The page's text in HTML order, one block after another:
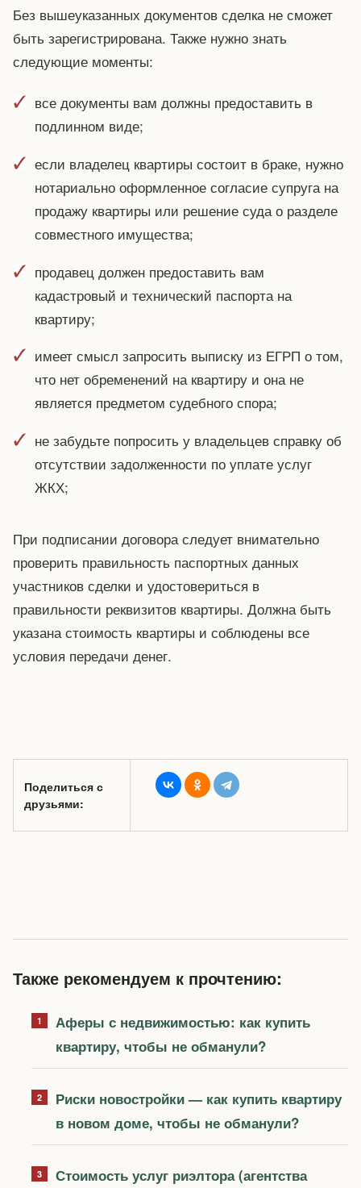
Без вышеуказанных документов сделка не сможет
быть зарегистрирована. Также нужно знать
следующие моменты:
все документы вам должны предоставить в
подлинном виде;
если владелец квартиры состоит в браке, нужно
нотариально оформленное согласие супруга на
продажу квартиры или решение суда о разделе
совместного имущества;
продавец должен предоставить вам
кадастровый и технический паспорта на
квартиру;
имеет смысл запросить выписку из ЕГРП о том,
что нет обременений на квартиру и она не
является предметом судебного спора;
не забудьте попросить у владельцев справку об
отсутствии задолженности по уплате услуг
ЖКХ;
При подписании договора следует внимательно
проверить правильность паспортных данных
участников сделки и удостовериться в
правильности реквизитов квартиры. Должна быть
указана стоимость квартиры и соблюдены все
условия передачи денег.
Поделиться с
друзьями:
Также рекомендуем к прочтению:
Аферы с недвижимостью: как купить
квартиру, чтобы не обманули?
Риски новостройки — как купить квартиру
в новом доме, чтобы не обманули?
Стоимость услуг риэлтора (агентства